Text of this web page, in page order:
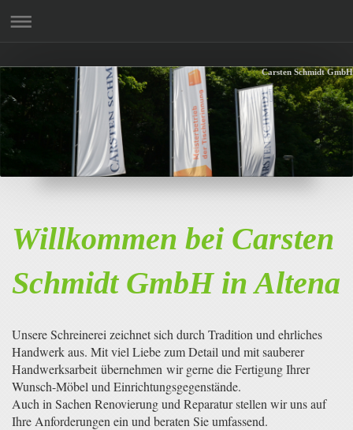
Carsten Schmidt GmbH
Willkommen bei Carsten
Schmidt GmbHinAltena
Unsere Schreinerei zeichnet sich durch Tradition und ehrliches
Handwerk aus. Mit viel Liebe zum Detail und mit sauberer
Handwerksarbeit übernehmen wir gerne die Fertigung Ihrer
Wunsch-Möbel und Einrichtungsgegenstände.
Auch in Sachen Renovierung und Reparatur stellen wir uns auf
Ihre Anforderungen ein und beraten Sie umfassend.